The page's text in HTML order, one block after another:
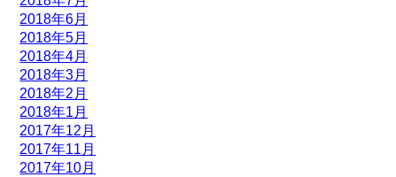
2018年6月
2018年5月
2018年4月
2018年3月
2018年2月
2018年1月
2017年12月
2017年11月
2017年10月